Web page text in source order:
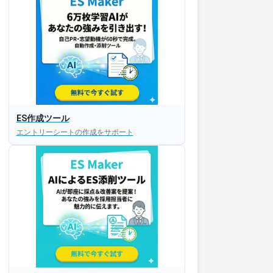
ES作成ツール
エントリーシートの作成をサポート